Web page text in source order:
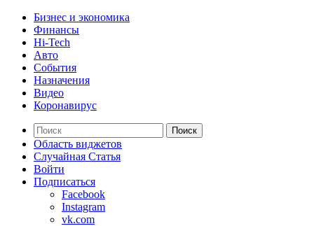
Бизнес и экономика
Финансы
Hi-Tech
Авто
События
Назначения
Видео
Коронавирус
Поиск
Область виджетов
Случайная Статья
Войти
Подписаться
Facebook
Instagram
vk.com